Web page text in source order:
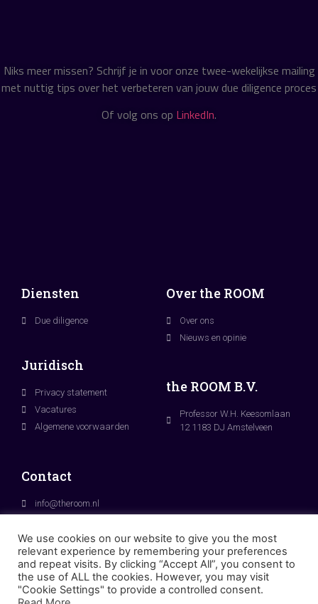
Niks meer missen? Schrijf je in voor onze twee-wekelijkse mailing
met nuttig tips over het verbeteren van jouw due diligence proces
Of volg ons op LinkedIn.
Diensten
Due diligence
Over the ROOM
Over ons
Nieuws en opinie
Juridisch
Privacy statement
Vacatures
Algemene voorwaarden
the ROOM B.V.
Professor W.H. Keesomlaan
12 1183 DJ Amstelveen
Contact
info@theroom.nl
We use cookies on our website to give you the most
relevant experience by remembering your preferences
and repeat visits. By clicking “Accept All”, you consent to
the use of ALL the cookies. However, you may visit
"Cookie Settings" to provide a controlled consent.